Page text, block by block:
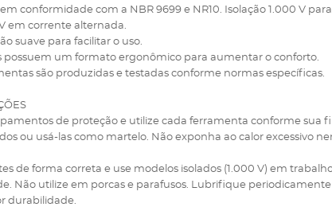
conformidade com a NBR 9699 e NR10. Isolação 1.000 V
em corrente alternada.
suave para facilitar o uso.
possuem um formato ergonômico para aumentar o conforto.
são produzidas e testadas conforme normas específicas.
de proteção e utilize cada ferramenta conforme sua
ou usá-las como martelo. Não exponha ao calor excessivo
de forma correta e use modelos isolados (1.000 V) em
Não utilize em porcas e parafusos. Lubrifique
durabilidade.